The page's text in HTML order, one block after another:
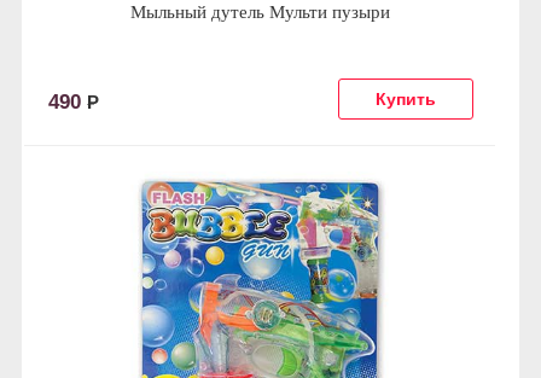
Мыльный дутель Мульти пузыри
490 Р